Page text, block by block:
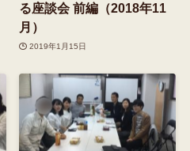
る座談会 前編（2018年11
月）
2019年1月15日